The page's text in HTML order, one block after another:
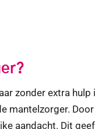
zonder extra
mantelzorger.
aandacht. Dit